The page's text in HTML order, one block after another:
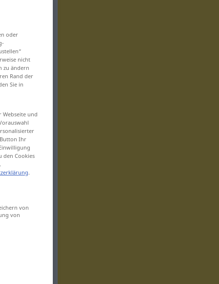
oder
nicht
zu ändern
Rand der
Sie in
und
Ihr
den Cookies
.
von
von